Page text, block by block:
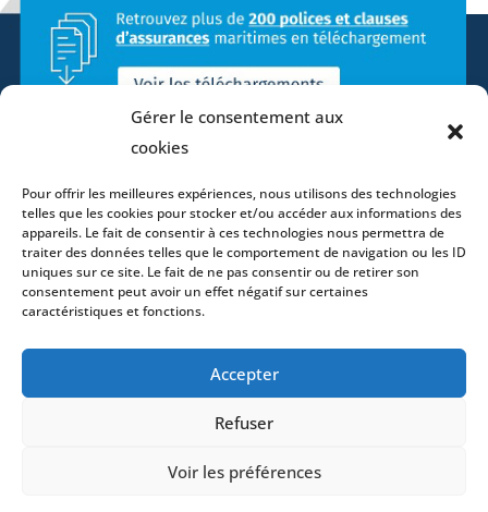
Gérer le consentement aux
cookies
Pour offrir les meilleures expériences, nous utilisons des technologies
telles que les cookies pour stocker et/ou accéder aux informations des
appareils. Le fait de consentir à ces technologies nous permettra de
traiter des données telles que le comportement de navigation ou les ID
uniques sur ce site. Le fait de ne pas consentir ou de retirer son
consentement peut avoir un effet négatif sur certaines
caractéristiques et fonctions.
Accepter
Refuser
Voir les préférences
Accueil
ADN
Activités
Avocats
Bureaux